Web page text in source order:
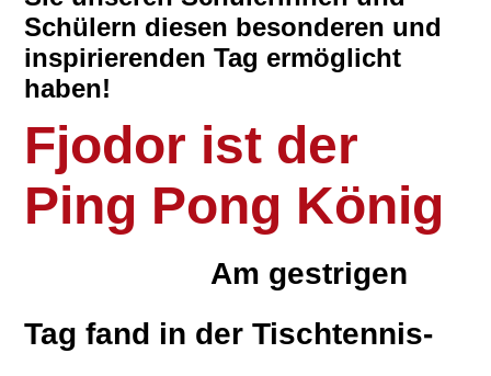
Schülern diesen besonderen und
inspirierenden Tag ermöglicht
haben!
Fjodor ist der
Ping Pong König
Am gestrigen
Tag fand in der Tischtennis-